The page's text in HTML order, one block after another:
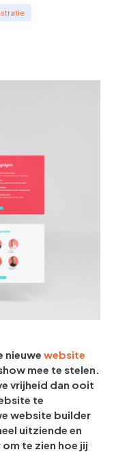
nieuwe website
mee te stelen.
vrijheid dan ooit
te
website builder
uitziende en
te zien hoe jij